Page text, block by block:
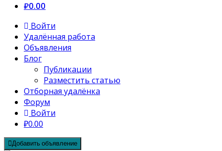
₽0.00
Войти
Удалённая работа
Объявления
Блог
Публикации
Разместить статью
Отборная удалёнка
Форум
Войти
₽0.00
Добавить объявление